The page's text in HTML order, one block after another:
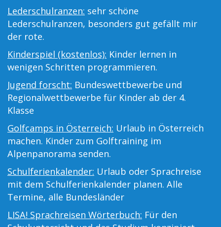
Lederschulranzen: sehr schöne
Lederschulranzen, besonders gut gefällt mir
der rote.
Kinderspiel (kostenlos): Kinder lernen in
wenigen Schritten programmieren.
Jugend forscht: Bundeswettbewerbe und
Regionalwettbewerbe für Kinder ab der 4.
Klasse
Golfcamps in Österreich: Urlaub in Österreich
machen. Kinder zum Golftraining im
Alpenpanorama senden.
Schulferienkalender: Urlaub oder Sprachreise
mit dem Schulferienkalender planen. Alle
Termine, alle Bundesländer
LISA! Sprachreisen Wörterbuch: Für den